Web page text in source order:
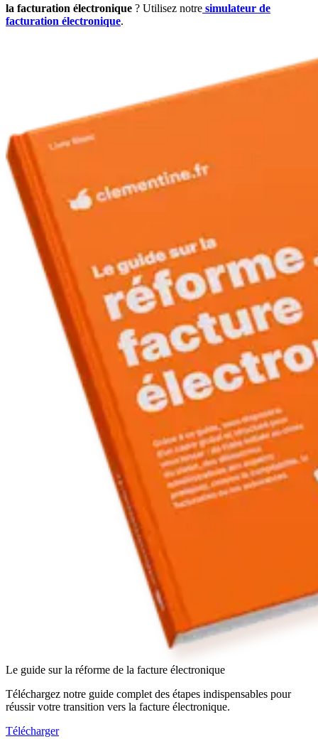
la facturation électronique ? Utilisez notre simulateur de
facturation électronique.
Le guide sur la réforme de la facture électronique
Téléchargez notre guide complet des étapes indispensables pour
réussir votre transition vers la facture électronique.
Télécharger